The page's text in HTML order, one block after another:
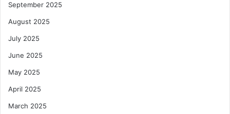
September 2025
August 2025
July 2025
June 2025
May 2025
April 2025
March 2025